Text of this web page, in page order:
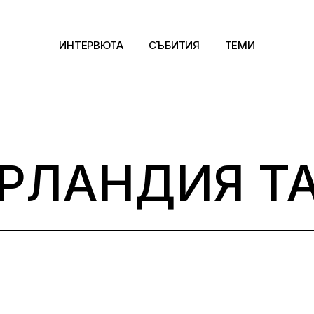
ИНТЕРВЮТА СЪБИТИЯ ТЕМИ
Музика
Сцена